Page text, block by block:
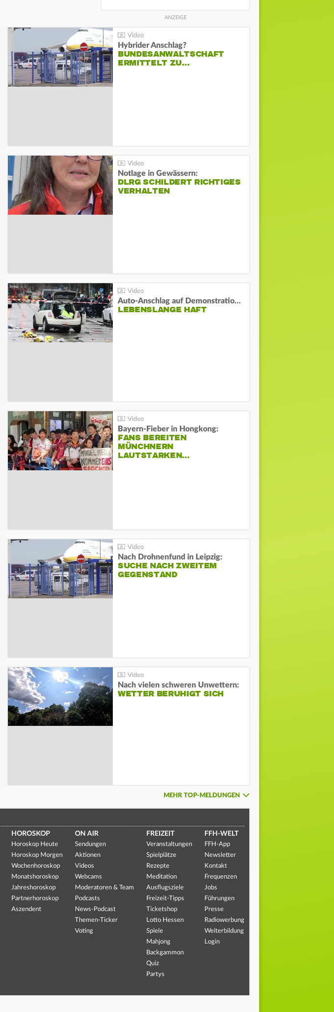
Hybrider Anschlag?
BUNDESANWALTSCHAFT
ERMITTELT ZU…
Notlage in Gewässern:
DLRG SCHILDERT RICHTIGES
VERHALTEN
Auto-Anschlag auf Demonstration in München:
LEBENSLANGE HAFT
Bayern-Fieber in Hongkong:
FANS BEREITEN
MÜNCHNERN
LAUTSTARKEN…
Nach Drohnenfund in Leipzig:
SUCHE NACH ZWEITEM
GEGENSTAND
Nach vielen schweren Unwettern:
WETTER BERUHIGT SICH
MEHR TOP-MELDUNGEN
HOROSKOP
Horoskop Heute
Horoskop Morgen
Wochenhoroskop
Monatshoroskop
Jahreshoroskop
Partnerhoroskop
Aszendent
ON AIR
Sendungen
Aktionen
Videos
Webcams
Moderatoren & Team
Podcasts
News-Podcast
Themen-Ticker
Voting
FREIZEIT
Veranstaltungen
Spielplätze
Rezepte
Meditation
Ausflugsziele
Freizeit-Tipps
Ticketshop
Lotto Hessen
Spiele
Mahjong
Backgammon
Quiz
Partys
FFH-WELT
FFH-App
Newsletter
Kontakt
Frequenzen
Jobs
Führungen
Presse
Radiowerbung
Weiterbildung
Login